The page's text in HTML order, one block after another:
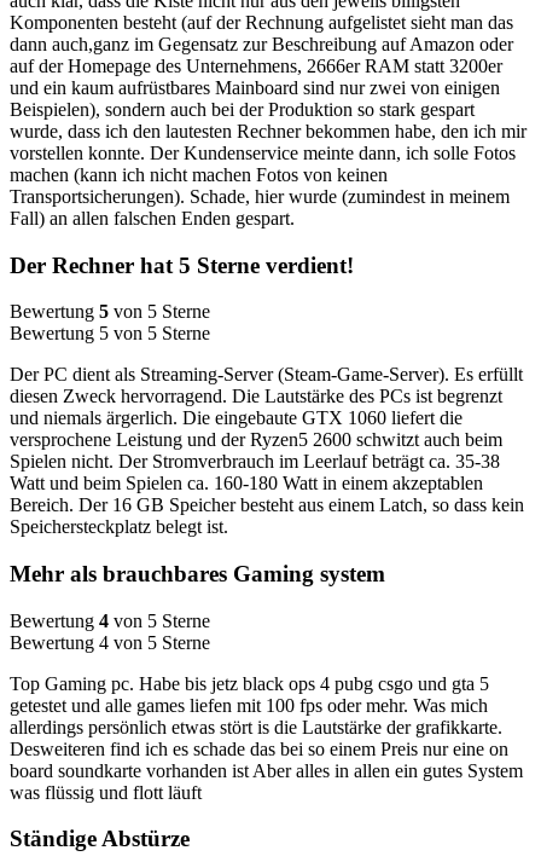
Komponenten besteht (auf der Rechnung aufgelistet sieht man das
dann auch,ganz im Gegensatz zur Beschreibung auf Amazon oder
auf der Homepage des Unternehmens, 2666er RAM statt 3200er
und ein kaum aufrüstbares Mainboard sind nur zwei von einigen
Beispielen), sondern auch bei der Produktion so stark gespart
wurde, dass ich den lautesten Rechner bekommen habe, den ich mir
vorstellen konnte. Der Kundenservice meinte dann, ich solle Fotos
machen (kann ich nicht machen Fotos von keinen
Transportsicherungen). Schade, hier wurde (zumindest in meinem
Fall) an allen falschen Enden gespart.
Der Rechner hat 5 Sterne verdient!
Bewertung 5 von 5 Sterne
Bewertung 5 von 5 Sterne
Der PC dient als Streaming-Server (Steam-Game-Server). Es erfüllt
diesen Zweck hervorragend. Die Lautstärke des PCs ist begrenzt
und niemals ärgerlich. Die eingebaute GTX 1060 liefert die
versprochene Leistung und der Ryzen5 2600 schwitzt auch beim
Spielen nicht. Der Stromverbrauch im Leerlauf beträgt ca. 35-38
Watt und beim Spielen ca. 160-180 Watt in einem akzeptablen
Bereich. Der 16 GB Speicher besteht aus einem Latch, so dass kein
Speichersteckplatz belegt ist.
Mehr als brauchbares Gaming system
Bewertung 4 von 5 Sterne
Bewertung 4 von 5 Sterne
Top Gaming pc. Habe bis jetz black ops 4 pubg csgo und gta 5
getestet und alle games liefen mit 100 fps oder mehr. Was mich
allerdings persönlich etwas stört is die Lautstärke der grafikkarte.
Desweiteren find ich es schade das bei so einem Preis nur eine on
board soundkarte vorhanden ist Aber alles in allen ein gutes System
was flüssig und flott läuft
Ständige Abstürze